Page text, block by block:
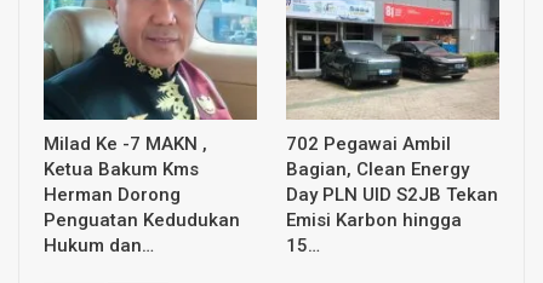
Milad Ke -7 MAKN ,
Ketua Bakum Kms
Herman Dorong
Penguatan Kedudukan
Hukum dan…
702 Pegawai Ambil
Bagian, Clean Energy
Day PLN UID S2JB Tekan
Emisi Karbon hingga
15…